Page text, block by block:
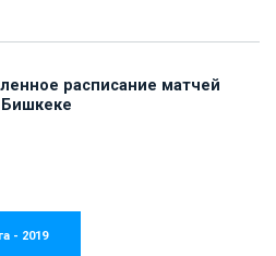
расписание матчей
- 2019